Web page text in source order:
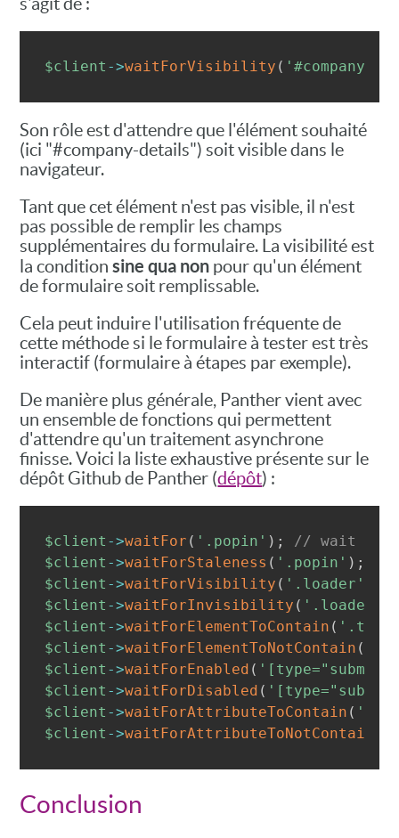
$client ->waitForVisibility ( '#company-
Son rôle est d'attendre que l'élément souhaité
(ici "#company-details") soit visible dans le
navigateur.
Tant que cet élément n'est pas visible, il n'est
pas possible de remplir les champs
supplémentaires du formulaire. La visibilité est
la conditionsine qua non pour qu'un élément
de formulaire soit remplissable.
Cela peut induire l'utilisation fréquente de
cette méthode si le formulaire à tester est très
interactif (formulaire à étapes par exemple).
De manière plus générale, Panther vient avec
un ensemble de fonctions qui permettent
d'attendre qu'un traitement asynchrone
finisse. Voici la liste exhaustive présente sur le
dépôt Github de Panther (dépôt) :
$client ->waitFor ( '.popin' ) ;
// wait for
$client ->waitForStaleness ( '.popin' ) ;
$client ->waitForVisibility ( '.loader'
$client ->waitForInvisibility ( '.loader'
$client ->waitForElementToContain (
$client ->waitForElementToNotContain (
$client ->waitForEnabled (
$client ->waitForDisabled (
$client ->waitForAttributeToContain (
$client ->waitForAttributeToNotContain
Conclusion